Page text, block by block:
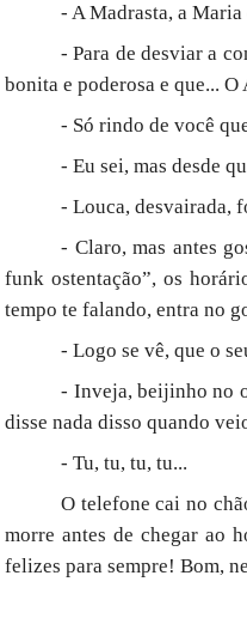
- A Madrasta, a
- Para de desviar a
bonita e poderosa e que...
- Só rindo de você
- Eu sei, mas desde
- Louca, desvairada,
- Claro, mas antes
funk ostentação”, os
tempo te falando, entra no
- Logo se vê, que o
- Inveja, beijinho no
disse nada disso quando
- Tu, tu, tu, tu...
O telefone cai no
morre antes de chegar ao
felizes para sempre! Bom,